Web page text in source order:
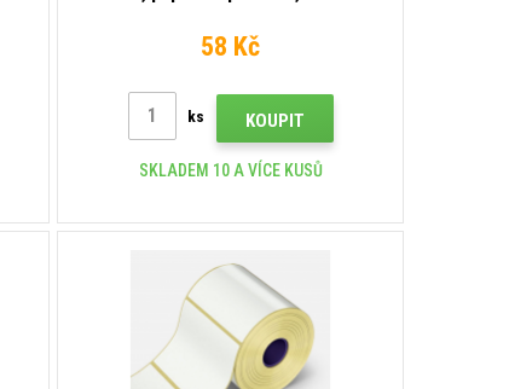
58 Kč
ks KOUPIT
SKLADEM 10 A VÍCE KUSŮ